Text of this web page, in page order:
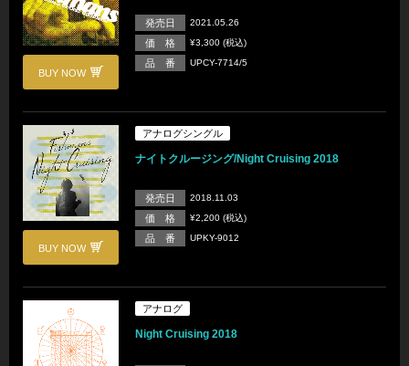
BUY NOW
発売日 2021.05.26
価 格 ¥3,300 (税込)
品 番 UPCY-7714/5
BUY NOW
アナログシングル
ナイトクルージング/Night Cruising 2018
発売日 2018.11.03
価 格 ¥2,200 (税込)
品 番 UPKY-9012
アナログ
Night Cruising 2018